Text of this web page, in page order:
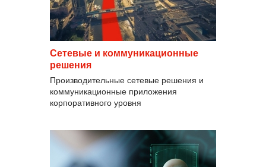
Сетевые и коммуникационные
решения
Производительные сетевые решения и
коммуникационные приложения
корпоративного уровня